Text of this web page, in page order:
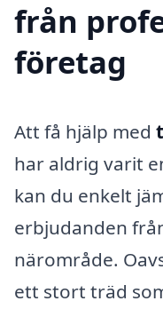
från
företag
Att få hjälp med
har aldrig varit
kan du enkelt
erbjudanden
närområde.
ett stort träd